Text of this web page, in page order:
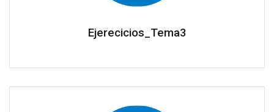
Ejerecicios_Tema3